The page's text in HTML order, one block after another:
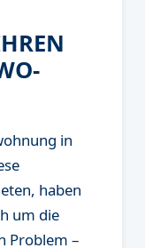
in
haben
um die
Problem –